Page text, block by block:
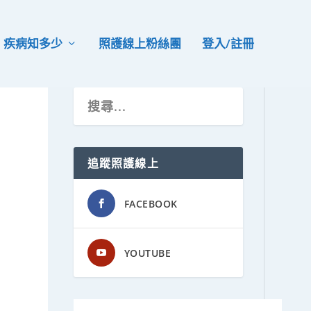
疾病知多少 照護線上粉絲團 登入/註冊
追蹤照護線上
FACEBOOK
YOUTUBE